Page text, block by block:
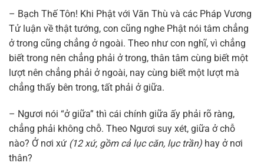
– Bạch Thế Tôn! Khi Phật với Văn Thù và các Pháp Vương
Tử luận về thật tướng, con cũng nghe Phật nói tâm chẳng
ở trong cũng chẳng ở ngoài. Theo như con nghĩ, vì chẳng
biết trong nên chẳng phải ở trong, thân tâm cùng biết một
lượt nên chẳng phải ở ngoài, nay cùng biết một lượt mà
chẳng thấy bên trong, tất phải ở giữa.
– Ngươi nói “ở giữa” thì cái chính giữa ấy phải rõ ràng,
chẳng phải không chỗ. Theo Ngươi suy xét, giữa ở chỗ
nào? Ở nơi xứ (12 xứ, gồm cả lục căn, lục trần) hay ở nơi
thân?